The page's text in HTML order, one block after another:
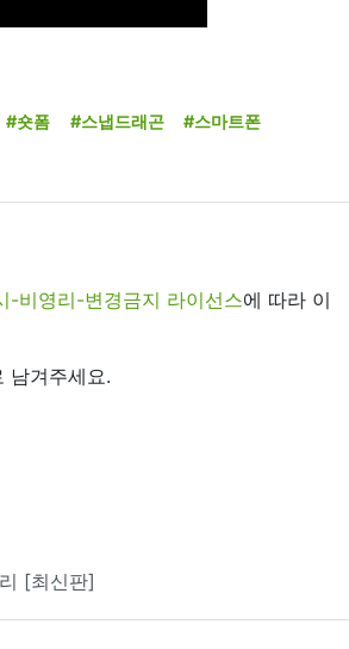
#숏폼 #스냅드래곤
#스마트폰
비영리-변경금지 라이선스에 따라 이
남겨주세요.
[최신판]